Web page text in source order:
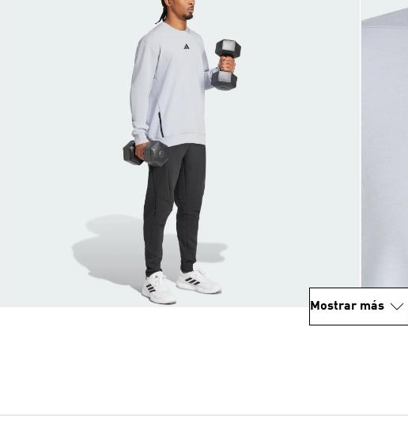
Mostrar más